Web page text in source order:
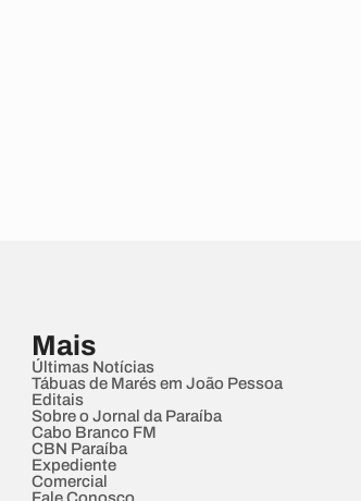
Mais
Últimas Notícias
Tábuas de Marés em João Pessoa
Editais
Sobre o Jornal da Paraíba
Cabo Branco FM
CBN Paraíba
Expediente
Comercial